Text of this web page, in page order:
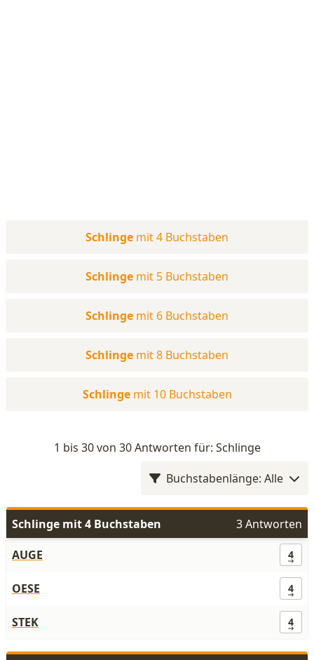
Schlinge mit 4 Buchstaben
Schlinge mit 5 Buchstaben
Schlinge mit 6 Buchstaben
Schlinge mit 8 Buchstaben
Schlinge mit 10 Buchstaben
1 bis 30 von 30 Antworten für: Schlinge
Buchstabenlänge: Alle
Schlinge mit 4 Buchstaben
3 Antworten
AUGE
4
OESE 4
STEK 4